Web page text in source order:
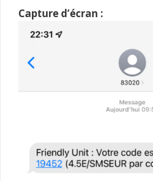
Capture d’écran :